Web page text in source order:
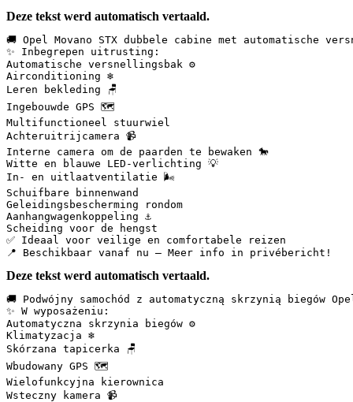
Deze tekst werd automatisch vertaald.
🚚 Opel Movano STX dubbele cabine met automatische
✨ Inbegrepen uitrusting:
Automatische versnellingsbak ⚙️
Airconditioning ❄️
Leren bekleding 🪑
Ingebouwde GPS 🗺️
Multifunctioneel stuurwiel
Achteruitrijcamera 📹
Interne camera om de paarden te bewaken 🐎
Witte en blauwe LED-verlichting 💡
In- en uitlaatventilatie 🌬️
Schuifbare binnenwand
Geleidingsbescherming rondom
Aanhangwagenkoppeling ⚓
Scheiding voor de hengst
✅ Ideaal voor veilige en comfortabele reizen
📍 Beschikbaar vanaf nu – Meer info in privébericht!
Deze tekst werd automatisch vertaald.
🚚 Podwójny samochód z automatyczną skrzynią biegów
✨ W wyposażeniu:
Automatyczna skrzynia biegów ⚙️
Klimatyzacja ❄️
Skórzana tapicerka 🪑
Wbudowany GPS 🗺️
Wielofunkcyjna kierownica
Wsteczny kamera 📹